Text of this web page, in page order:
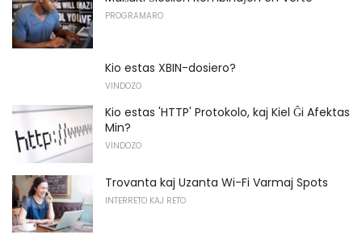
PROGRAMARO
Kio estas XBIN-dosiero?
VINDOZO
Kio estas 'HTTP' Protokolo, kaj Kiel Ĝi Afektas
Min?
VINDOZO
Trovanta kaj Uzanta Wi-Fi Varmaj Spots
INTERRETO KAJ RETO